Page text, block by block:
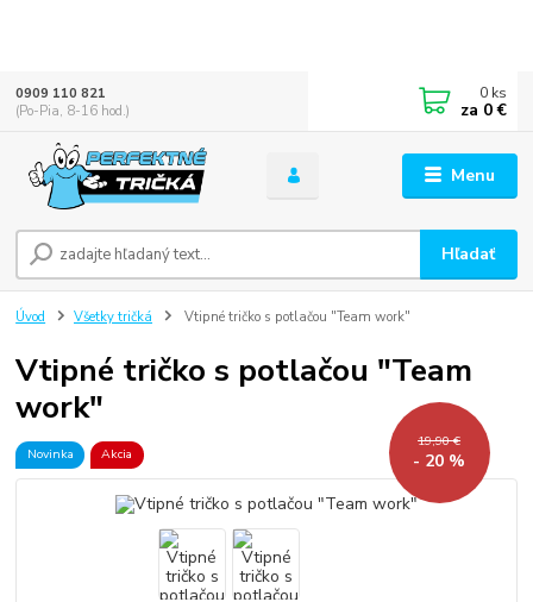
Menu
Hľadať
0909 110 821
(Po-Pia, 8-16 hod.)
0 ks
za 0 €
Úvod Všetky tričká Vtipné tričko s potlačou "Team work"
Vtipné tričko s potlačou "Team
work"
Novinka Akcia
19,90 €
- 20 %